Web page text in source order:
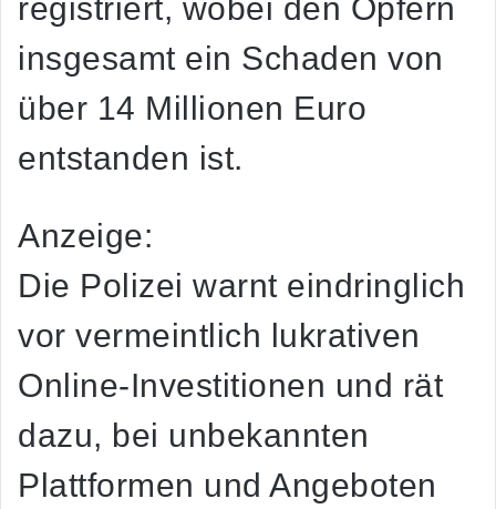
registriert, wobei den Opfern
insgesamt ein Schaden von
über 14 Millionen Euro
entstanden ist.
Anzeige:
Die Polizei warnt eindringlich
vor vermeintlich lukrativen
Online-Investitionen und rät
dazu, bei unbekannten
Plattformen und Angeboten